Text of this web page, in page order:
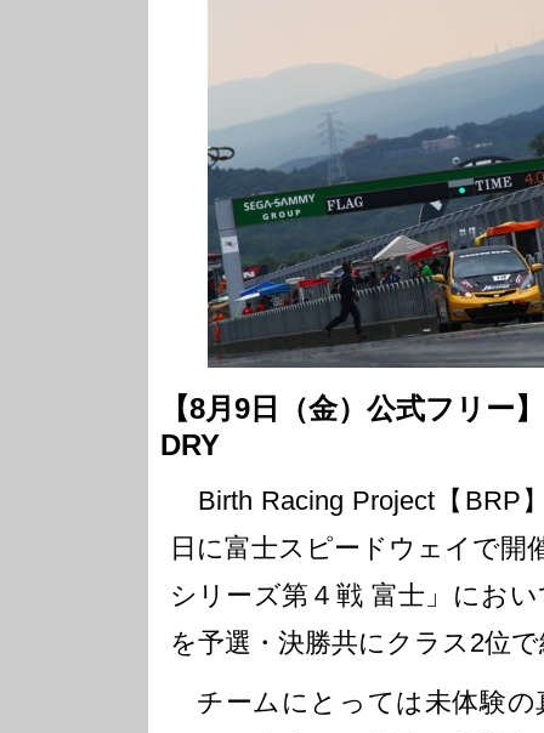
【8月9日（金）公式フリ
DRY
Birth Racing Project【BRP
日に富士スピードウェイで開
シリーズ第４戦 富士」にお
を予選・決勝共にクラス2位
チームにとっては未体験の